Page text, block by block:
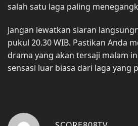
salah satu laga paling
Jangan lewatkan siaran
pukul 20.30 WIB. Pastikan Anda
drama yang akan tersaji malam
sensasi luar biasa dari laga yang